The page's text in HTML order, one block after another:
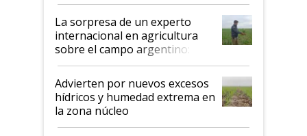
La sorpresa de un experto
internacional en agricultura
sobre el campo argentino:
"Estoy muy impresionado"
Advierten por nuevos excesos
hídricos y humedad extrema en
la zona núcleo